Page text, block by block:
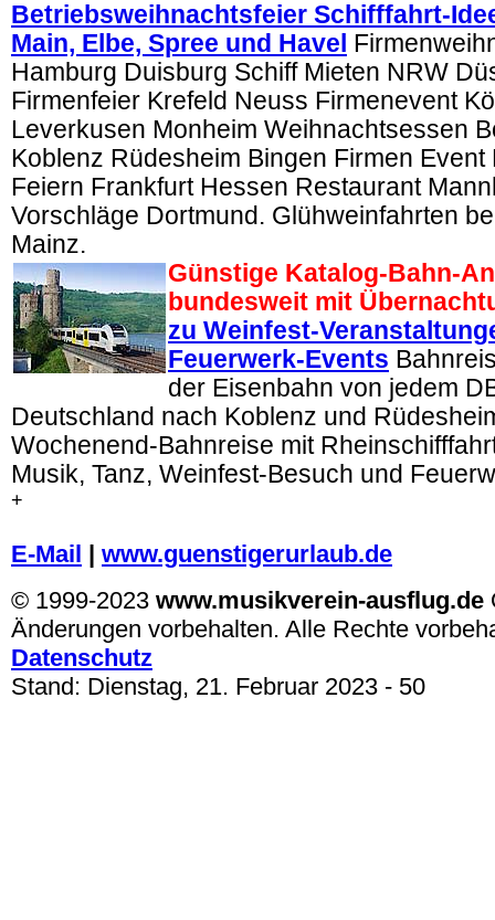
Betriebsweihnachtsfeier Schifffahrt-
Main, Elbe, Spree und Havel
Hamburg Duisburg Schiff Mieten NRW
Firmenfeier Krefeld Neuss Firmenevent
Leverkusen Monheim Weihnachtsessen
Koblenz Rüdesheim Bingen Firmen
Feiern Frankfurt Hessen Restaurant
Vorschläge Dortmund. Glühweinfahrten
Mainz.
Günstige Katalog-Bahn-
bundesweit mit
zu Weinfest-
Feuerwerk-Events
der Eisenbahn von jedem
Deutschland nach Koblenz und
Wochenend-Bahnreise mit
Musik, Tanz, Weinfest-Besuch und
+
E-Mail | www.guenstigerurlaub.de
© 1999-2023 www.musikverein-ausflug.de
Änderungen vorbehalten. Alle Rechte
Datenschutz
Stand: Dienstag, 21. Februar 2023 - 50